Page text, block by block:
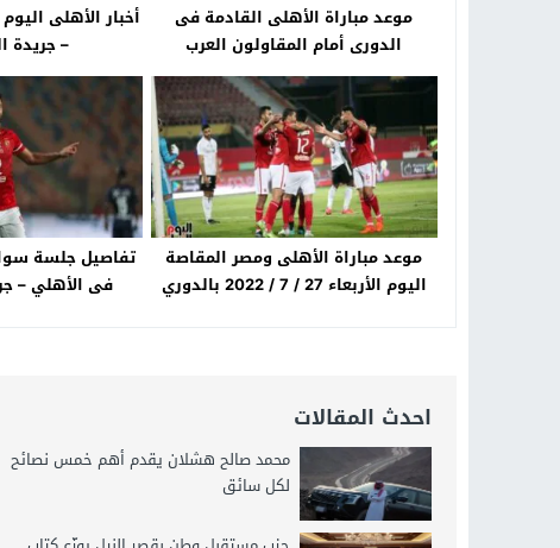
موعد مباراة الأهلى القادمة فى
الدورى أمام المقاولون العرب
والقنوات الناقلة – جريدة الخبر اليوم
– جريدة
موعد مباراة الأهلى ومصر المقاصة
اليوم الأربعاء 27 / 7 / 2022 بالدوري
تفاصيل جلسة
فى الأهلي –
احدث المقالات
محمد صالح هشلان يقدم أهم خمس نصائح
لكل سائق